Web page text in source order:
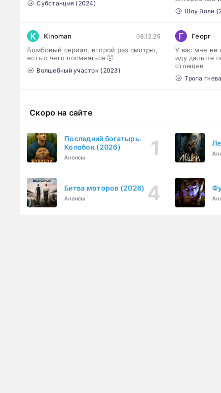
Субстанция (2024)
Шоу Воли
K Kinoman 08.12.25
Бомбовый сериал, второй раз смотрю,
есть с чего посмеяться 🤣
Волшебный участок (2023)
Г
Георг
У вас мне не
иду дальше
стоящее
Тропа
Скоро на сайте
Последний богатырь.
Колобок (2026)
Анонсы
Битва моторов (2026)
Анонсы